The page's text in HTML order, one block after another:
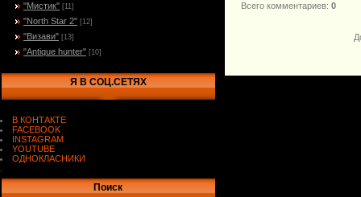
"Мистик" [11]
"North Star 2" [12]
"Визави" [13]
"Antique hunter" [10]
Я В СОЦ.СЕТЯХ
В КОНТАКТЕ
FACEBOOK
INSTAGRAM
YOUTUBE
ОДНОКЛАСНИКИ
Поиск
Всего комментариев: 0